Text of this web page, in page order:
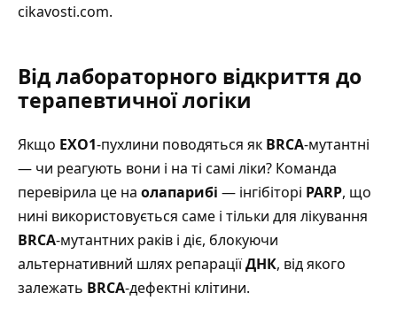
cikavosti.com.
Від лабораторного відкриття до
терапевтичної логіки
Якщо EXO1-пухлини поводяться як BRCA-мутантні
— чи реагують вони і на ті самі ліки? Команда
перевірила це на олапарибі — інгібіторі PARP, що
нині використовується саме і тільки для лікування
BRCA-мутантних раків і діє, блокуючи
альтернативний шлях репараціїДНК, від якого
залежать BRCA-дефектні клітини.